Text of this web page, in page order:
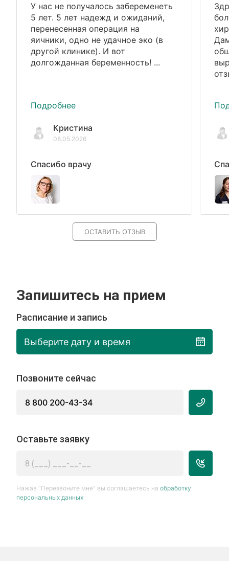
У нас не получалось забеременеть
5 лет. 5 лет надежд и ожиданий,
перенесенная операция на
яичники, одно не удачное эко (в
другой клинике). И вот
долгожданная беременность! ...
Подробнее
Кристина
08.05.2026
Спасибо врачу
ОСТАВИТЬ ОТЗЫВ
Запишитесь на прием
Расписание и запись
Выберите дату и время
Позвоните сейчас
8 800 200-43-34
Оставьте заявку
Нажав “Перезвоните мне” вы соглашаетесь наобработку
персональных данных